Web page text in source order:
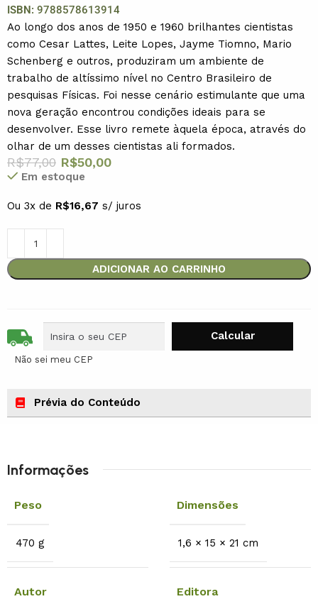
ISBN: 9788578613914
Ao longo dos anos de 1950 e 1960 brilhantes cientistas
como Cesar Lattes, Leite Lopes, Jayme Tiomno, Mario
Schenberg e outros, produziram um ambiente de
trabalho de altíssimo nível no Centro Brasileiro de
pesquisas Físicas. Foi nesse cenário estimulante que uma
nova geração encontrou condições ideais para se
desenvolver. Esse livro remete àquela época, através do
olhar de um desses cientistas ali formados.
R$77,00 R$50,00
Em estoque
Ou 3x de R$16,67 s/ juros
ADICIONAR AO CARRINHO
Não sei meu CEP
Prévia do Conteúdo
Informações
Peso
470 g
Dimensões
1,6 × 15 × 21 cm
Autor Editora